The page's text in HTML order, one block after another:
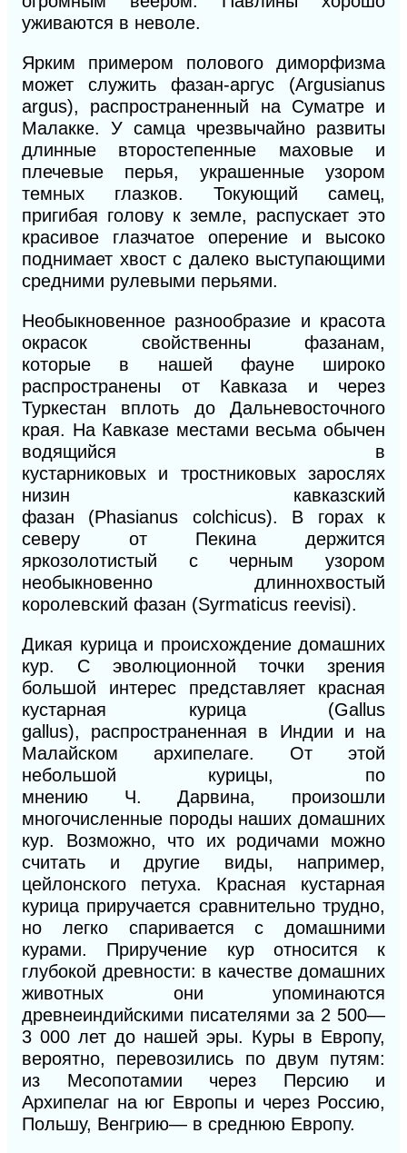
уживаются в неволе.
Ярким примером полового диморфизма
может служить фазан-аргус (Argusianus
argus), распространенный на Суматре и
Малакке. У самца чрезвычайно развиты
длинные второстепенные маховые и
плечевые перья, украшенные узором
темных глазков. Токующий самец,
пригибая голову к земле, распускает это
красивое глазчатое оперение и высоко
поднимает хвост с далеко выступающими
средними рулевыми перьями.
Необыкновенное разнообразие и красота
окрасок свойственны фазанам,
которые в нашей фауне широко
распространены от Кавказа и через
Туркестан вплоть до Дальневосточного
края. На Кавказе местами весьма обычен
водящийся в
кустарниковых и тростниковых зарослях
низин кавказский
фазан (Phasianus colchicus). В горах к
северу от Пекина держится
яркозолотистый с черным узором
необыкновенно длиннохвостый
королевский фазан (Syrmaticus reevisi).
Дикая курица и происхождение домашних
кур. С эволюционной точки зрения
большой интерес представляет красная
кустарная курица (Gal lus
gallus), распространенная в Индии и на
Малайском архипелаге. От этой
небольшой курицы, по
мнению Ч.Дарвина, произошли
многочисленные породы наших домашних
кур. Возможно, что их родичами можно
считать и другие виды, например,
цейлонского петуха. Красная кустарная
курица приручается сравнительно трудно,
но легко спариваетсяс домашними
курами. Приручение кур относится к
глубокой древности: в качестве домашних
животных они упоминаются
древнеиндийскими писателями за 2 500—
3 000 лет до нашей эры. Куры в Европу,
вероятно, перевозились по двум путям:
из Месопотамии через Персию и
Архипелаг на юг Европы и через Россию,
Польшу, Венгрию— в среднюю Европу.